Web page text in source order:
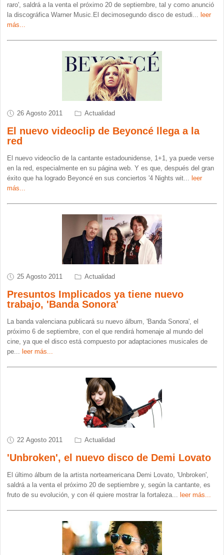
raro', saldrá a la venta el próximo 20 de septiembre, tal y como anunció
la discográfica Warner Music.El decimosegundo disco de estudi
leer
más...
26 Agosto 2011 Actualidad
El nuevo videoclip de Beyoncé llega a la
red
El nuevo videoclio de la cantante estadounidense, 1+1, ya puede verse
en la red, especialmente en su página web. Y es que, después del gran
éxito que ha logrado Beyoncé en sus conciertos '4 Nights wit
leer
más...
25 Agosto 2011 Actualidad
Presuntos Implicados ya tiene nuevo
trabajo, 'Banda Sonora'
La banda valenciana publicará su nuevo álbum, 'Banda Sonora', el
próximo 6 de septiembre, con el que rendirá homenaje al mundo del
cine, ya que el disco está compuesto por adaptaciones musicales de
pe
leer más...
22 Agosto 2011 Actualidad
'Unbroken', el nuevo disco de Demi Lovato
El último álbum de la artista norteamericana Demi Lovato, 'Unbroken',
saldrá a la venta el próximo 20 de septiembre y, según la cantante, es
fruto de su evolución, y con él quiere mostrar la fortaleza
leer más...